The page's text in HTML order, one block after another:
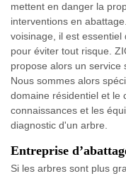
mettent en danger la
interventions en
voisinage, il est
pour éviter tout risque.
propose alors un service
Nous sommes alors
domaine résidentiel et le
connaissances et les
diagnostic d'un arbre.
Entreprise
Si les arbres sont plus